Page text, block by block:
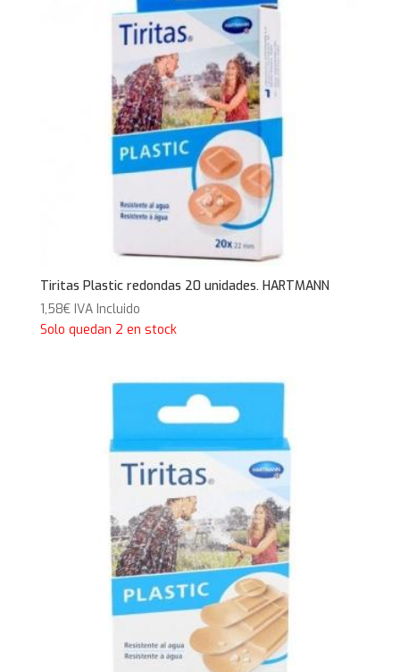
Tiritas Plastic redondas 20 unidades. HARTMANN
1,58€ IVA Incluido
Solo quedan 2 en stock